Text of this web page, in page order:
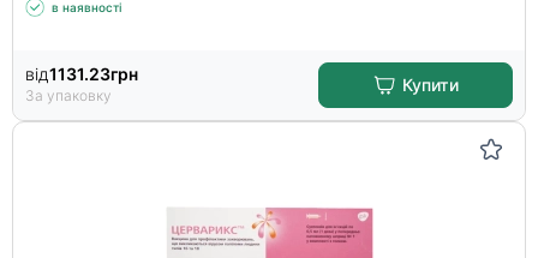
в наявності
від1131.23грн
За упаковку
Купити